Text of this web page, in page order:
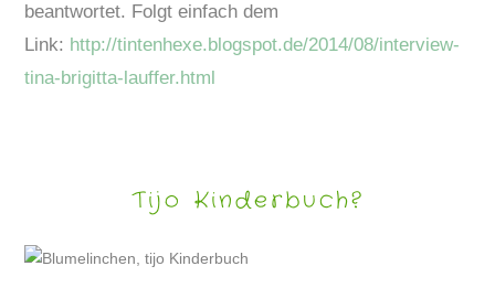
beantwortet. Folgt einfach dem
Link: http://tintenhexe.blogspot.de/2014/08/interview-
tina-brigitta-lauffer.html
Tijo Kinderbuch?